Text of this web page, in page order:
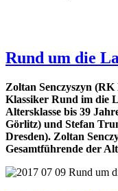
Rund um die
Zoltan Senczyszyn
Klassiker Rund im die
Altersklasse bis 39
Görlitz) und Stefan
Dresden). Zoltan
Gesamtführende der